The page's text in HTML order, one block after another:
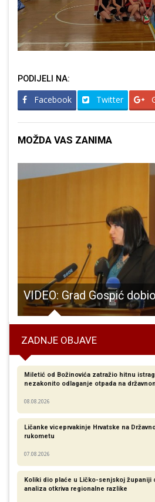
PODIJELI NA:
Facebook Twitter
MOŽDA VAS ZANIMA
ZADNJE OBJAVE
Miletić od Božinovića zatražio hitnu
nezakonito odlaganje otpada na
08.08.2026
Ličanke viceprvakinje Hrvatske na
rukometu
07.08.2026
Koliki dio plaće u Ličko-senjskoj županiji
analiza otkriva regionalne razlike​